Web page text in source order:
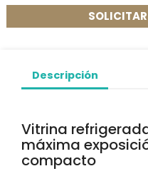
Descripción
Vitrina
máxima
compacto